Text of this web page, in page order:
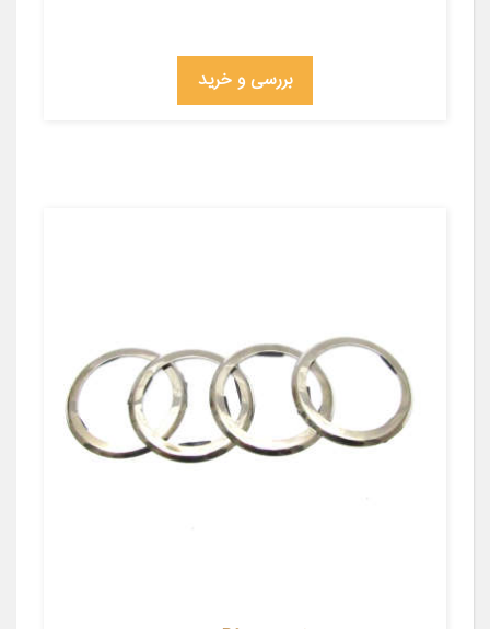
بررسی و خرید